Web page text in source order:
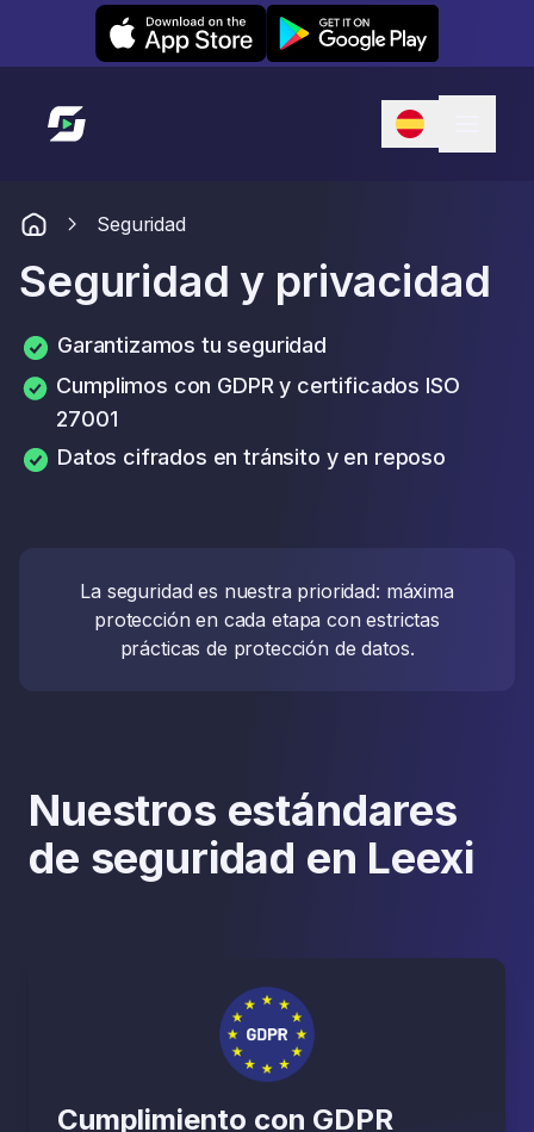
Leexi on iOS Leexi on Android
Enlace a la página de inicio
Seguridad
Seguridad y privacidad
Garantizamos tu seguridad
Cumplimos con GDPR y certificados ISO
27001
Datos cifrados en tránsito y en reposo
La seguridad es nuestra prioridad: máxima
protección en cada etapa con estrictas
prácticas de protección de datos.
Nuestros estándares
de seguridad en Leexi
Cumplimiento con GDPR